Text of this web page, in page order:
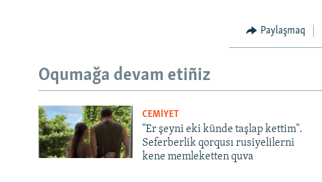
Paylaşmaq
Oqumağa devam etiñiz
CEMİYET
"Er şeyni eki künde taşlap kettim".
Seferberlik qorqusı rusiyelilerni
kene memleketten quva